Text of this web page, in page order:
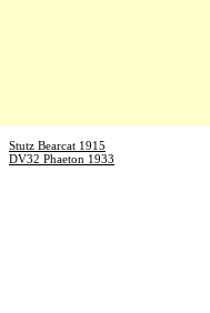
Stutz Bearcat 1915
DV32 Phaeton 1933